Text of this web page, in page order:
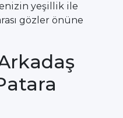
yeşillik ile
gözler önüne